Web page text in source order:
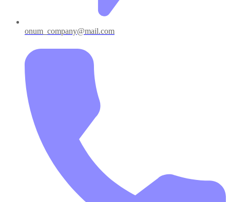
onum_company@mail.com